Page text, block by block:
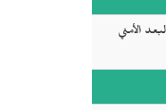
الأمني